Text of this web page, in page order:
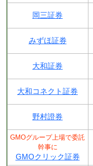
岡三証券
みずほ証券
大和証券
大和コネクト証券
野村證券
GMOグループ上場で委託
幹事に
GMOクリック証券